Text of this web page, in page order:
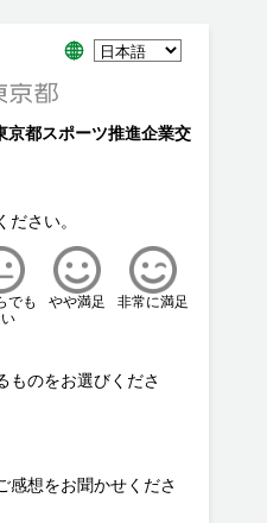
京都スポーツ推進企業交
でも
やや満足 非常に満足
ものをお選びくださ
感想をお聞かせくださ